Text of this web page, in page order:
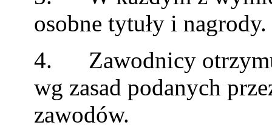
osobne tytuły i nagrody.
4. Zawodnicy
wg zasad podanych
zawodów.